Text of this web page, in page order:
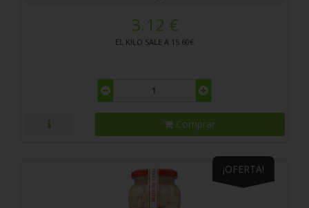
3.12 €
EL KILO SALE A 15.60€
Comprar
¡OFERTA!